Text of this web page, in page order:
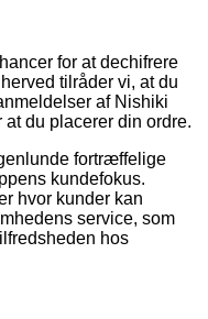
for at dechifrere
tilråder vi, at du
af Nishiki
du placerer din ordre.
fortræffelige
kundefokus.
hvor kunder kan
service, som
hos